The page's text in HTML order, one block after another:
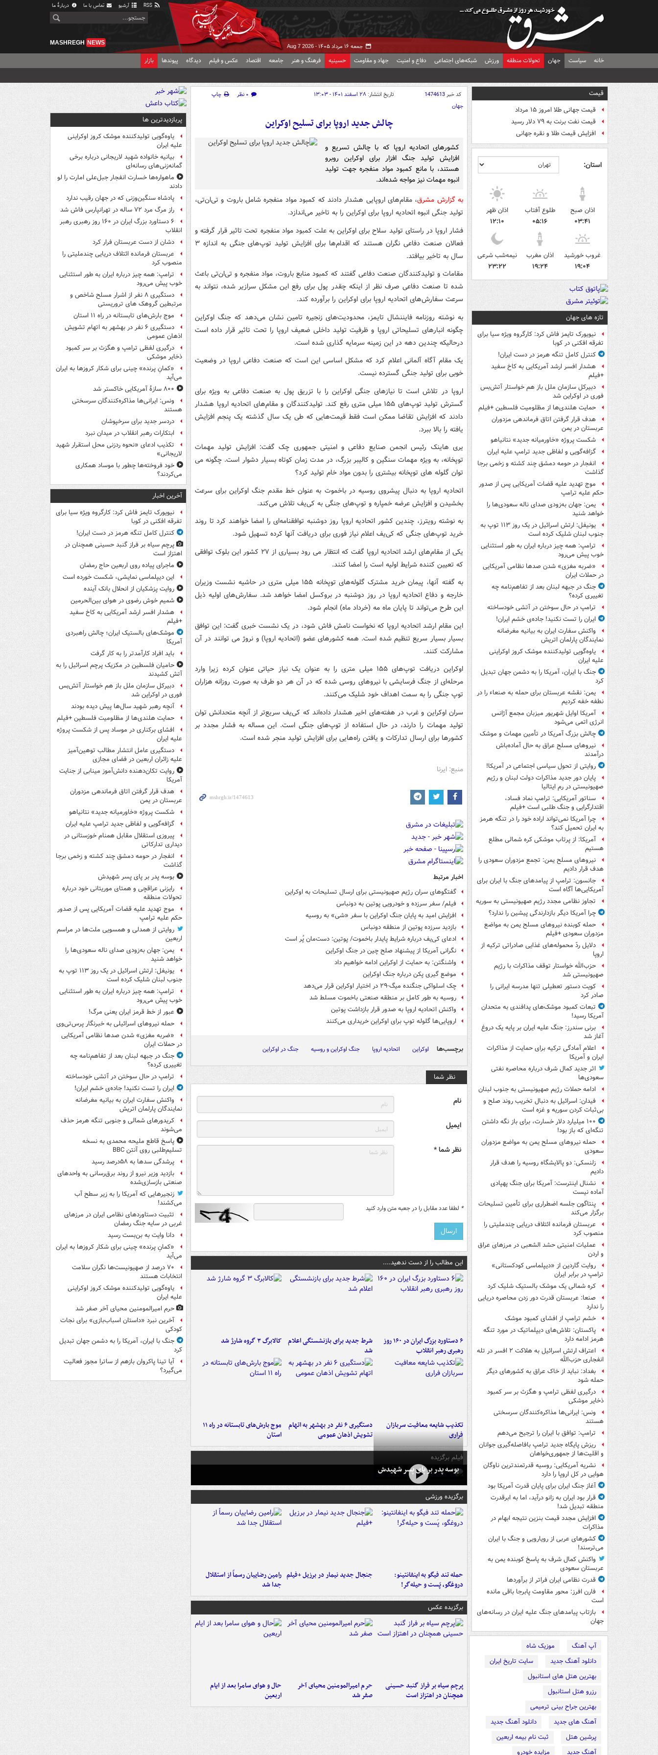
آرشیو تماس با ما دربارهٔ ما
جمعه ۱۶ مرداد ۱۴۰۵ - Aug 7 2026
MASHREGH NEWS
خانه سیاست جهان تحولات منطقه ورزش شبکه‌های اجتماعی دفاع و امنیت جهاد و مقاومت حسینیه فرهنگ و هنر جامعه اقتصاد عکس و فیلم دیدگاه پیوندها بازار
قیمت
قیمت جهانی طلا امروز ۱۵ مرداد
قیمت نفت برنت به ۷۹ دلار رسید
افزایش قیمت طلا و نقره جهانی
استان:
اذان صبح
۰۳:۴۱
طلوع آفتاب
۰۵:۱۶
اذان ظهر
۱۲:۱۰
غروب خورشید
۱۹:۰۴
اذان مغرب
۱۹:۲۴
نیمه‌شب شرعی
۲۳:۲۲
تازه های جهان
نیویورک تایمز فاش کرد: کارگروه ویژه سیا برای
تفرقه افکنی در کوبا
کنترل کامل تنگه هرمز در دست ایران!
هشدار افسر ارشد آمریکایی به کاخ سفید
+فیلم
دبیرکل سازمان ملل باز هم خواستار آتش‌بس
فوری در اوکراین شد
حمایت هلندی‌ها از مظلومیت فلسطین +فیلم
هدف قرار گرفتن اتاق‌ فرماندهی مزدوران
عربستان در یمن
شکست پروژه «خاورمیانه جدید» نتانیاهو
گزافه‌گویی و لفاظی جدید ترامپ علیه ایران
انفجار در حومه دمشق چند کشته و زخمی برجا
گذاشت
موج تهدید علیه قضات آمریکایی پس از صدور
حکم علیه ترامپ
یمن: جهان به‌زودی صدای ناله سعودی‌ها را
خواهد شنید
یونیفل: ارتش اسرائیل در یک روز ۱۱۳ توپ به
جنوب لبنان شلیک کرده است
ترامپ: همه چیز درباره ایران به طور استثنایی
خوب پیش می‌رود
«ضربه مغزی» شدن صدها نظامی آمریکایی
در حملات ایران
جنگ در جبهه لبنان بعد از تفاهم‌نامه چه
تغییری کرده؟
ترامپ در حال سوختن در آتشی خودساخته
ایران را تست نکنید! جاده‌ی خشم ایران!
واکنش سفارت ایران به بیانیه مغرضانه
نمایندگان پارلمان اتریش
یاوه‌گویی تولیدکننده موشک کروز اوکراینی
علیه ایران
جنگ با ایران، آمریکا را به دشمن جهان تبدیل
کرد
یمن: نقشه عربستان برای حمله به صنعاء را در
نطفه خفه کردیم
آمریکا اوایل شهریور میزبان مجمع آژانس
انرژی اتمی می‌شود
چالش بزرگ آمریکا در تأمین مهمات و موشک
نیروهای مسلح عراق به حال آماده‌باش
درآمدند
روایتی از تحول سیاسی اجتماعی در آمریکا!
پایان دور جدید مذاکرات دولت لبنان و رژیم
صهیونیستی در رم ایتالیا
سناتور آمریکایی: ترامپ نماد فساد،
اقتدارگرایی و جنگ طلبی است +فیلم
چرا آمریکا نمی‌تواند اراده خود را در تنگه هرمز
به ایران تحمیل کند؟
آمریکا: از پرتاب موشکی کره شمالی مطلع
هستیم
نیروهای مسلح یمن: تجمع مزدوران سعودی را
هدف قرار دادیم
جانسون: ترامپ از پیامدهای جنگ با ایران برای
آمریکایی‌ها آگاه است
تجاوز نظامی مجدد رژیم صهیونیستی به سوریه
چرا آمریکا دیگر بازدارندگی پیشین را ندارد؟
حمله کوبنده نیروهای مسلح یمن به مواضع
مزدوران سعودی +فیلم
دلایل ردّ محموله‌های غذایی صادراتی ترکیه از
اروپا
حزب‌الله خواستار توقف مذاکرات با رژیم
صهیونیستی شد
کویت دستور تعطیلی تنها مدرسه ایرانی را
صادر کرد
تبعات کمبود موشک‌های پدافندی به متحدان
آمریکا رسید!
برنی سندرز: جنگ علیه ایران بر پایه یک دروغ
آغاز شد
اعلام آمادگی ترکیه برای حمایت از مذاکرات
ایران و آمریکا
اثر جدید کمال شرف درباره محاصره نفتی
سعودی‌ها
ادامه حملات رژیم صهیونیستی به جنوب لبنان
فیدان: اسرائیل به دنبال تخریب روند صلح و
بی‌ثبات کردن سوریه و غزه است
۱۰۰ میلیارد دلار خسارت، برای باز نگه داشتن
تنگه‌ای که باز بود!
حمله نیروهای مسلح یمن به مواضع مزدوران
سعودی
زلنسکی: دو پالایشگاه روسیه را هدف قرار
دادیم
نشنال اینترست: آمریکا برای جنگ پهپادی
آماده نیست
پنتاگون جلسه اضطراری برای تأمین تسلیحات
برگزار می‌کند
عربستان فرمانده ائتلاف دریایی چندملیتی را
منصوب کرد
عملیات امنیتی حشد الشعبی در مرزهای عراق
و اردن
روایت گاردین از «دیپلماسی کودکستانی»
ترامپ در برابر ایران
کره شمالی یک موشک بالستیک شلیک کرد
صنعا: عربستان قدرت دور زدن محاصره دریایی
را ندارد
خشم ترامپ از افشای کمبود موشک
پاکستان: تلاش‌های دیپلماتیک در مورد تنگه
هرمز ادامه دارد
اعتراف ارتش اسرائیل به هلاکت ۲ افسر در تله
انفجاری حزب‌الله
بغداد: نباید از خاک عراق به کشورهای دیگر
حمله شود
درگیری لفظی ترامپ و هگزث بر سر کمبود
ذخایر موشکی
ونس: ایرانی‌ها مذاکره‌کنندگان سرسختی
هستند
ترامپ: توافق با ایران را ترجیح می‌دهم
ریزش پایگاه جدید ترامپ بافاصله‌گیری جوانان
و اقلیت‌ها از جمهوری‌خواهان
نشریه آمریکایی: روسیه قدرتمندترین ناوگان
هوایی در کل اروپا را دارد
آغاز جنگ ایران برای پایان قدرت آمریکا بود
قرار بود ایران به زانو درآید، اما به ابرقدرت
منطقه تبدیل شد!
افزایش مجدد قیمت بنزین نتیجه ابهام در
مذاکرات
کشورهای عربی از رویارویی و جنگ با ایران
می‌ترسند!
واکنش کمال شرف به پاسخ کوبنده یمن به
عربستان سعودی
قدرت نظامی ایران فراتر از برآوردها
فارن افرز: محور مقاومت پابرجا باقی مانده
است
بازتاب پیامدهای جنگ علیه ایران در رسانه‌های
جهان
آپ آهنگ
موزیک شاه
دانلود آهنگ جدید
سایت تاریخ ایران
بهترین هتل های استانبول
رزرو هتل استانبول
بهترین جراح بینی ترمیمی
آهنگ های جدید
دانلود آهنگ جدید
پرشین هتل
ثبت نام بیمه اربعین
آهنگ جدید
مزایده خودرو
کد خبر1474613 تاریخ انتشار: ۲۸ اسفند ۱۴۰۱ - ۱۳:۰۳ ۰ نظر
چاپ
جهان
چالش جدید اروپا برای تسلیح اوکراین
کشورهای اتحادیه اروپا که با چالش تسریع و
افزایش تولید جنگ افزار برای اوکراین روبرو
هستند، با مانع کمبود مواد منفجره جهت تولید
انبوه مهمات نیز مواجه شده‌اند.
به گزارش مشرق، مقام‌های اروپایی هشدار دادند که کمبود مواد منفجره شامل باروت و تی‌ان‌تی،
تولید جنگی انبوه اتحادیه اروپا برای اوکراین را به تاخیر می‌اندازد.
فشار اروپا در راستای تولید سلاح برای اوکراین به علت کمبود مواد منفجره تحت تاثیر قرار گرفته و
فعالان صنعت دفاعی نگران هستند که اقدام‌ها برای افزایش تولید توپ‌های جنگی به اندازه ۳
سال به تاخیر بیافتد.
مقامات و تولیدکنندگان صنعت دفاعی گفتند که کمبود منابع باروت، مواد منفجره و تی‌ان‌تی باعث
شده تا صنعت دفاعی صرف نظر از اینکه چقدر پول برای رفع این مشکل سرازیر شده، نتواند به
سرعت سفارش‌های اتحادیه اروپا برای اوکراین را برآورده کند.
به نوشته روزنامه فایننشال تایمز، محدودیت‌های زنجیره تامین نشان می‌دهد که جنگ اوکراین
چگونه انبارهای تسلیحاتی اروپا و ظرفیت تولید داخلی ضعیف اروپا را تحت تاثیر قرار داده است
درحالیکه چندین دهه در این زمینه سرمایه گذاری شده است.
یک مقام آگاه آلمانی اعلام کرد که مشکل اساسی این است که صنعت دفاعی اروپا در وضعیت
خوبی برای تولید جنگی گسترده نیست.
اروپا در تلاش است تا نیازهای جنگی اوکراین را با تزریق پول به صنعت دفاعی به ویژه برای
گسترش تولید توپ‌های ۱۵۵ میلی متری رفع کند. تولیدکنندگان و مقام‌های اتحادیه اروپا هشدار
دادند که افزایش تقاضا ممکن است فقط قیمت‌هایی که طی یک سال گذشته یک پنجم افزایش
یافته را بالا ببرد.
یری هاینک رئیس انجمن صنایع دفاعی و امنیتی جمهوری چک گفت: افزایش تولید مهمات
توپخانه، به ویژه مهمات سنگین و کالیبر بزرگ، در مدت زمان کوتاه بسیار دشوار است. چگونه می
توان گلوله های توپخانه بیشتری را بدون مواد خام تولید کرد؟
اتحادیه اروپا به دنبال پیشروی روسیه در باخموت به عنوان خط مقدم جنگ اوکراین برای سرعت
بخشیدن و افزایش عرضه خمپاره و توپ‌های جنگی به کی‌یف تلاش می‌کند.
به نوشته رویترز، چندین کشور اتحادیه اروپا روز دوشنبه توافقنامه‌ای را امضا خواهند کرد تا روند
خرید توپ‌های جنگی که کی‌یف اعلام نیاز فوری برای دریافت آنها کرده تسهیل شود.
یکی از مقام‌های ارشد اتحادیه اروپا گفت که انتظار می رود بسیاری از ۲۷ کشور این بلوک توافقی
که تعیین کننده شرایط اولیه است را امضا کنند.
به گفته آنها، پیمان خرید مشترک گلوله‌های توپخانه ۱۵۵ میلی متری در حاشیه نشست وزیران
خارجه و دفاع اتحادیه اروپا در روز دوشنبه در بروکسل امضا خواهد شد. سفارش‌های اولیه ذیل
این طرح می‌تواند تا پایان ماه مه (خرداد ماه) انجام شود.
این مقام ارشد اتحادیه اروپا که نخواست نامش فاش شود، در یک نشست خبری گفت: این توافق
بسیار بسیار سریع تنظیم شده است. همه کشورهای عضو (اتحادیه اروپا) و نروژ می توانند در آن
مشارکت کنند.
اوکراین دریافت توپ‌های ۱۵۵ میلی متری را به عنوان یک نیاز حیاتی عنوان کرده زیرا وارد
مرحله‌ای از جنگ فرسایشی با نیروهای روسی شده که در آن هر دو طرف به صورت روزانه هزاران
توپ جنگی را به سمت اهداف خود شلیک می‌کنند.
سران اوکراین و غرب در هفته‌های اخیر هشدار داده‌اند که کی‌یف سریع‌تر از آنچه متحدانش توان
تولید مهمات را دارند، در حال استفاده از توپ‌های جنگی است. این مساله به فشار مجدد بر
کشورها برای ارسال تدارکات و یافتن راه‌هایی برای افزایش تولید منجر شده است.
منبع: ایرنا
اخبار مرتبط
گفتگوهای سران رژیم صهیونیستی برای ارسال تسلیحات به اوکراین
فیلم/ سفر سرزده و خودرویی پوتین به دونباس
افزایش امید به پایان جنگ اوکراین با سفر «شی» به روسیه
بازدید سرزده پوتین از منطقه دونباس
ادعای کی‌یف درباره شرایط پایدار باخموت/ پوتین: دست‌مان پُر است
نگرانی آمریکا از پیشنهاد صلح چین در جنگ اوکراین
واشنگتن: به حمایت از اوکراین ادامه خواهیم داد
موضع گیری پکن درباره جنگ اوکراین
چک اسلواکی جنگنده میگ-۲۹ در اختیار اوکراین قرار می‌دهد
روسیه به طور کامل بر منطقه صنعتی باخموت مسلط شد
واکنش اتحادیه اروپا به صدور قرار بازداشت پوتین
اروپایی‌ها گلوله توپ برای اوکراین خریداری می‌کنند
برچسب‌ها اوکراین اتحادیه اروپا جنگ اوکراین و روسیه جنگ در اوکراین
نظر شما
نام
ایمیل
نظر شما *
* لطفا عدد مقابل را در جعبه متن وارد کنید
این مطالب را از دست ندهید....
۶ دستاورد بزرگ ایران در ۱۶۰ روز
رهبری رهبر انقلاب
شرط جدید برای بازنشستگی اعلام
شد
کالابرگ ۳ گروه شارژ شد
تکذیب شایعه معافیت سربازان
فراری
دستگیری ۶ نفر در بهشهر به اتهام
تشویش اذهان عمومی
موج بارش‌های تابستانه در راه ۱۱
استان
فیلم برگزیده
بوسه‌ پدر بر پای پسر شهیدش
برگزیده ورزشی
حمله تند فیگو به اینفانتینو:
دروغگو، پَست‌ و حیله‌گر!
جنجال جدید نیمار در برزیل +فیلم رامین رضاییان رسماً از استقلال
جدا شد
برگزیده عکس
پرچم سیاه بر فراز گنبد حسینی
همچنان در اهتزاز است
حرم امیرالمومنین محیای آخر
صفر شد
حال و هوای سامرا بعد از ایام
اربعین
پربازدیدترین ها
یاوه‌گویی تولیدکننده موشک کروز اوکراینی
علیه ایران
بیانیه خانواده شهید لاریجانی درباره برخی
گمانه‌زنی‌های رسانه‌ای
ماهواره‌ها خسارت انفجار جبل‌علی امارت را لو
دادند
پادشاه سنگین‌وزنی که در جهان رقیب ندارد
راز مرگ مرد ۷۲ ساله در تهرانپارس فاش شد
۶ دستاورد بزرگ ایران در ۱۶۰ روز رهبری رهبر
انقلاب
دشان از دست عربستان فرار کرد
عربستان فرمانده ائتلاف دریایی چندملیتی را
منصوب کرد
ترامپ: همه چیز درباره ایران به طور استثنایی
خوب پیش می‌رود
دستگیری ۸ نفر از اشرار مسلح شاخص و
مرتبطین گروهک های تروریستی
موج بارش‌های تابستانه در راه ۱۱ استان
دستگیری ۶ نفر در بهشهر به اتهام تشویش
اذهان عمومی
درگیری لفظی ترامپ و هگزث بر سر کمبود
ذخایر موشکی
«کمانِ پرنده» چینی برای شکار کروزها به ایران
می‌آید
۸۰۰ سازۀ آمریکایی خاکستر شد
ونس: ایرانی‌ها مذاکره‌کنندگان سرسختی
هستند
دردسر جدید برای سرخپوشان
ابتکارات رهبر انقلاب در میدان نبرد
تکذیب ادعای «نحوه ردزنی محل استقرار شهید
لاریجانی»
خود فروخته‌ها چطور با موساد همکاری
می‌کردند؟
آخرین اخبار
نیویورک تایمز فاش کرد: کارگروه ویژه سیا برای
تفرقه افکنی در کوبا
کنترل کامل تنگه هرمز در دست ایران!
پرچم سیاه بر فراز گنبد حسینی همچنان در
اهتزاز است
ماجرای پیاده روی اربعین حاج رمضان
این دیپلماسی نمایشی، شکست خورده است
روایت پزشکیان از انحلال بانک آینده
شمیم خوش رضوی در هوای بین‌الحرمین
هشدار افسر ارشد آمریکایی به کاخ سفید
+فیلم
موشک‌های بالستیک ایران؛ چالش راهبردی
آمریکا
باید افراد کارآمدتر را به کار گرفت
حامیان فلسطین در مکزیک پرچم اسرائیل را به
آتش کشیدند
دبیرکل سازمان ملل باز هم خواستار آتش‌بس
فوری در اوکراین شد
آنچه رهبر شهید سال‌ها پیش دیده بودند
حمایت هلندی‌ها از مظلومیت فلسطین +فیلم
افشای برکناری در موساد پس از شکست پروژه
علیه ایران
دستگیری عامل انتشار مطالب توهین‌آمیز
علیه زائران اربعین در فضای مجازی
روایت تکان‌دهنده دانش‌آموز مینابی از جنایت
آمریکا
هدف قرار گرفتن اتاق‌ فرماندهی مزدوران
عربستان در یمن
شکست پروژه «خاورمیانه جدید» نتانیاهو
گزافه‌گویی و لفاظی جدید ترامپ علیه ایران
پیروزی استقلال مقابل همنام خوزستانی در
دیداری تدارکاتی
انفجار در حومه دمشق چند کشته و زخمی برجا
گذاشت
بوسه‌ پدر بر پای پسر شهیدش
رایزنی عراقچی و همتای موریتانی خود درباره
تحولات منطقه
موج تهدید علیه قضات آمریکایی پس از صدور
حکم علیه ترامپ
روایتی از همدلی و همسویی ملت‌ها در مراسم
اربعین
یمن: جهان به‌زودی صدای ناله سعودی‌ها را
خواهد شنید
یونیفل: ارتش اسرائیل در یک روز ۱۱۳ توپ به
جنوب لبنان شلیک کرده است
ترامپ: همه چیز درباره ایران به طور استثنایی
خوب پیش می‌رود
عبور از خط قرمز ایران یعنی مرگ!
حمله نیروهای اسرائیلی به خبرنگار پرس‌تی‌وی
«ضربه مغزی» شدن صدها نظامی آمریکایی
در حملات ایران
جنگ در جبهه لبنان بعد از تفاهم‌نامه چه
تغییری کرده؟
ترامپ در حال سوختن در آتشی خودساخته
ایران را تست نکنید! جاده‌ی خشم ایران!
واکنش سفارت ایران به بیانیه مغرضانه
نمایندگان پارلمان اتریش
کریدورهای شمالی و جنوبی تنگه هرمز حذف
می‌شوند
پاسخ قاطع ملیحه محمدی به نسخه
تسلیم‌طلبی روی آنتن BBC
پرشدگی سدها به ۵۸درصد رسید
بازدید وزیر نیرو از روند برق‌رسانی به واحدهای
صنعتی بازسازی‌شده
زنجیرهایی که آمریکا را به زیر سطح آب
می‌کشند!
تثبیت دستاوردهای نظامی ایران در مرزهای
غربی در سایه جنگ رمضان
دانا وایت به بن‌بست رسید
«کمانِ پرنده» چینی برای شکار کروزها به ایران
می‌آید
۷۰ درصد از صهیونیست‌ها نگران سلامت
انتخابات هستند
یاوه‌گویی تولیدکننده موشک کروز اوکراینی
علیه ایران
حرم امیرالمومنین محیای آخر صفر شد
آخرین نبرد «داستان اسباب‌بازی» برای نجات
کودکی
جنگ با ایران، آمریکا را به دشمن جهان تبدیل
کرد
آیا تینا پاکروان بازهم از ساترا مجوز فعالیت
می‌گیرد؟